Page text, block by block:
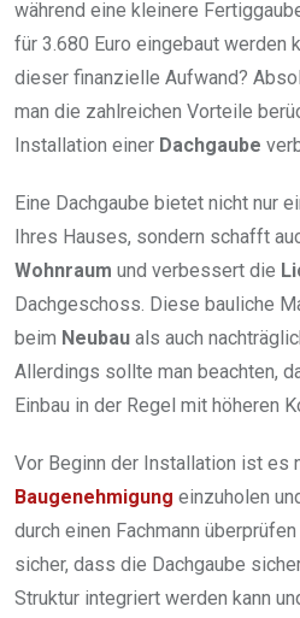
während eine kleinere
für 3.680 Euro eingebaut werden
dieser finanzielle Aufwand?
man die zahlreichen Vorteile
Installation einer Dachgaube
Eine Dachgaube bietet nicht nur
Ihres Hauses, sondern schafft
Wohnraum und verbessert die
Dachgeschoss. Diese bauliche
beim Neubau als auch
Allerdings sollte man beachten,
Einbau in der Regel mit höheren
Vor Beginn der Installation ist es
Baugenehmigung einzuholen
durch einen Fachmann
sicher, dass die Dachgaube
Struktur integriert werden kann